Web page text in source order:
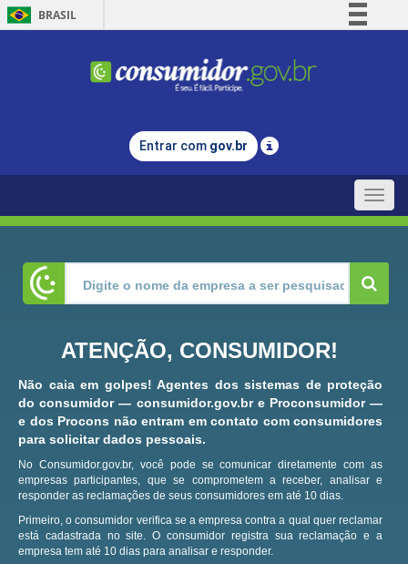
BRASIL
Comunica BR
Legislação
Entrar com gov.br
Toggle
ATENÇÃO, CONSUMIDOR!
Não caia em golpes! Agentes dos sistemas de proteção
do consumidor — consumidor.gov.br e Proconsumidor —
e dos Procons não entram em contato com consumidores
para solicitar dados pessoais.
No Consumidor.gov.br, você pode se comunicar diretamente com as
empresas participantes, que se comprometem a receber, analisar e
responder as reclamações de seus consumidores em até 10 dias.
Primeiro, o consumidor verifica se a empresa contra a qual quer reclamar
está cadastrada no site.O consumidor registra sua reclamação e a
empresa tem até 10 dias para analisar e responder.